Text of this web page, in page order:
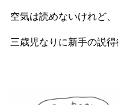
空気は読めないけれど、
三歳児なりに新手の説